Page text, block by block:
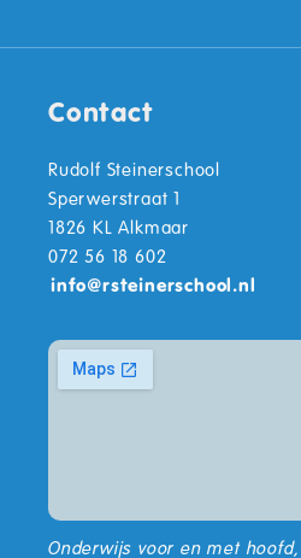
Contact
Rudolf Steinerschool
Sperwerstraat 1
1826 KL Alkmaar
072 56 18 602
info@rsteinerschool.nl
Onderwijs voor en met